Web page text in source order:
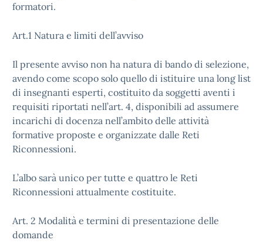
formatori.
Art.1 Natura e limiti dell’avviso
Il presente avviso non ha natura di bando di selezione,
avendo come scopo solo quello di istituire una long list
di insegnanti esperti, costituito da soggetti aventi i
requisiti riportati nell’art. 4, disponibili ad assumere
incarichi di docenza nell’ambito delle attività
formative proposte e organizzate dalle Reti
Riconnessioni.
L’albo sarà unico per tutte e quattro le Reti
Riconnessioni attualmente costituite.
Art. 2 Modalità e termini di presentazione delle
domande